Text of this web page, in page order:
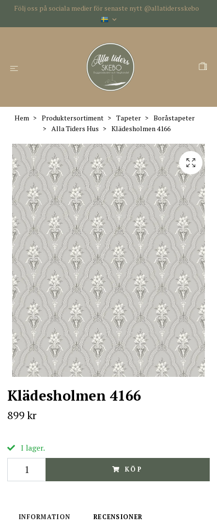
Följ oss på sociala medier för senaste nytt @allatidersskebo
Hem Produktersortiment Tapeter
Boråstapeter
Alla Tiders Hus
Klädesholmen 4166
Klädesholmen 4166
899 kr
I lager.
KÖP
INFORMATION RECENSIONER